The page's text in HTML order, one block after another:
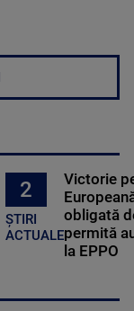
2
ȘTIRI
ACTUALE
Victorie
obligată
permită
la EPPO